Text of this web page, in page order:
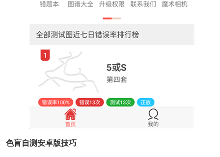
色盲自测安卓版技巧